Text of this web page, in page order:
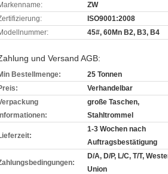
ZW
ISO9001:2008
45#, 60Mn B2, B3, B4
und Versand AGB:
Bestellmenge:
25 Tonnen
Verhandelbar
Informationen:
große Taschen,
Stahltrommel
1-3 Wochen nach
Auftragsbestätigung
D/A, D/P, L/C, T/T,
Union